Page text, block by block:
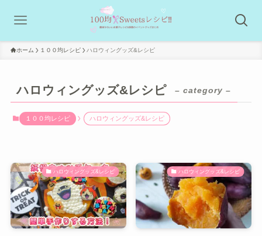
ホーム １００均レシピ ハロウィングッズ&レシピ
ハロウィングッズ&レシピ – category –
１００均レシピ ハロウィングッズ&レシピ
ハロウィングッズ&レシピ ハロウィングッズ&レシピ